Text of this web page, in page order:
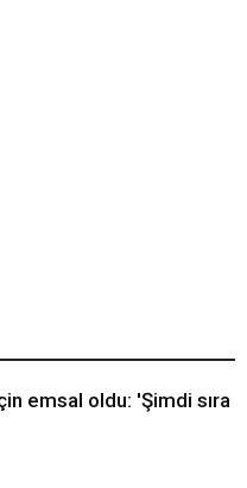
emsal oldu: 'Şimdi sıra